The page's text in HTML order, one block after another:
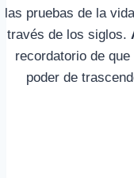
las pruebas de la
través de los siglos.
recordatorio de
poder de